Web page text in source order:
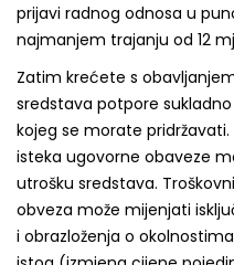
prijavi radnog odnosa u
najmanjem trajanju od 12
Zatim krećete s
sredstava potpore
kojeg se morate
isteka ugovorne obaveze
utrošku sredstava.
obveza može mijenjati
i obrazloženja o